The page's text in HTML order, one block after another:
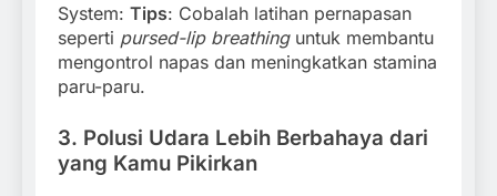
System: Tips: Cobalah latihan pernapasan
seperti pursed-lip breathinguntuk membantu
mengontrol napas dan meningkatkan stamina
paru-paru.
3. Polusi Udara Lebih Berbahaya dari
yang Kamu Pikirkan